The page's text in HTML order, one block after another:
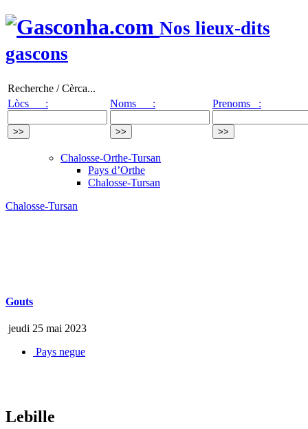
Nos lieux-dits
gascons
Recherche / Cèrca...
Lòcs :
Noms : Prenoms :
Chalosse-Orthe-Tursan
Pays d’Orthe
Chalosse-Tursan
Chalosse-Tursan
Gouts
jeudi 25 mai 2023
Pays negue
Lebille